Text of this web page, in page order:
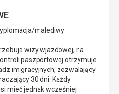
malediwy
wizy wjazdowej, na
paszportowej otrzymuje
imigracyjnych, zezwalający
30 dni. Każdy
mieć jednak wcześniej